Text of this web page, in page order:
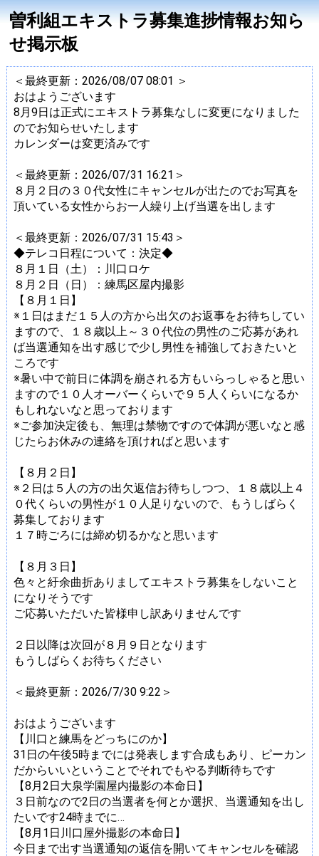
曽利組エキストラ募集進捗情報お知ら
せ掲示板
＜最終更新：2026/08/07 08:01 ＞
おはようございます
8月9日は正式にエキストラ募集なしに変更になりました
のでお知らせいたします
カレンダーは変更済みです
＜最終更新：2026/07/31 16:21＞
８月２日の３０代女性にキャンセルが出たのでお写真を
頂いている女性からお一人繰り上げ当選を出します
＜最終更新：2026/07/31 15:43＞
◆テレコ日程について：決定◆
８月１日（土）：川口ロケ
８月２日（日）：練馬区屋内撮影
【８月１日】
※１日はまだ１５人の方から出欠のお返事をお待ちしてい
ますので、１８歳以上～３０代位の男性のご応募があれ
ば当選通知を出す感じで少し男性を補強しておきたいと
ころです
※暑い中で前日に体調を崩される方もいらっしゃると思い
ますので１０人オーバーくらいで９５人くらいになるか
もしれないなと思っております
※ご参加決定後も、無理は禁物ですので体調が悪いなと感
じたらお休みの連絡を頂ければと思います
【８月２日】
※２日は５人の方の出欠返信お待ちしつつ、１８歳以上４
０代くらいの男性が１０人足りないので、もうしばらく
募集しております
１７時ごろには締め切るかなと思います
【８月３日】
色々と紆余曲折ありましてエキストラ募集をしないこと
になりそうです
ご応募いただいた皆様申し訳ありませんです
２日以降は次回が８月９日となります
もうしばらくお待ちください
＜最終更新：2026/7/30 9:22＞
おはようございます
【川口と練馬をどっちにのか】
31日の午後5時までには発表します合成もあり、ピーカン
だからいいということでそれでもやる判断待ちです
【8月2日大泉学園屋内撮影の本命日】
３日前なので2日の当選者を何とか選択、当選通知を出し
たいです24時までに…
【8月1日川口屋外撮影の本命日】
今日まで出す当選通知の返信を開いてキャンセルを確認